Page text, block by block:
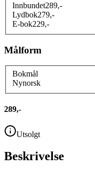
Innbundet289,-
Lydbok279,-
E-bok229,-
Målform
Bokmål
Nynorsk
289,-
Utsolgt
Beskrivelse